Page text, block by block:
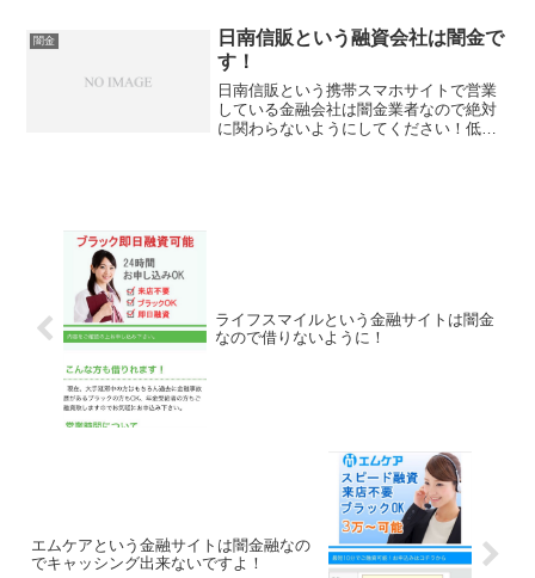
最長返済10年120回血書いていますが全部
ウソ...
闇金
日南信販という融資会社は闇金で
す！
日南信販という携帯スマホサイトで営業
している金融会社は闇金業者なので絶対
に関わらないようにしてください！低金
ライフスマイルという金融サイトは闇金
なので借りないように！
エムケアという金融サイトは闇金融なの
でキャッシング出来ないですよ！